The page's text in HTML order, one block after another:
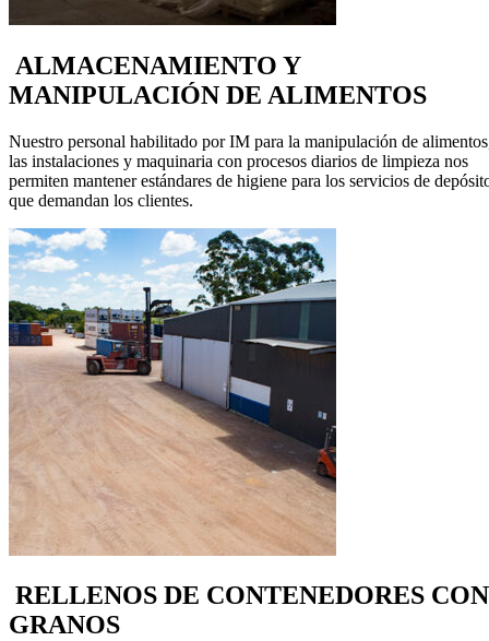
ALMACENAMIENTO Y
MANIPULACIÓN DE ALIMENTOS
Nuestro personal habilitado por IM para la manipulación de
las instalaciones y maquinaria con procesos diarios de limpieza nos
permiten mantener estándares de higiene para los servicios de
que demandan los clientes.
RELLENOS DE CONTENEDORES CON
GRANOS